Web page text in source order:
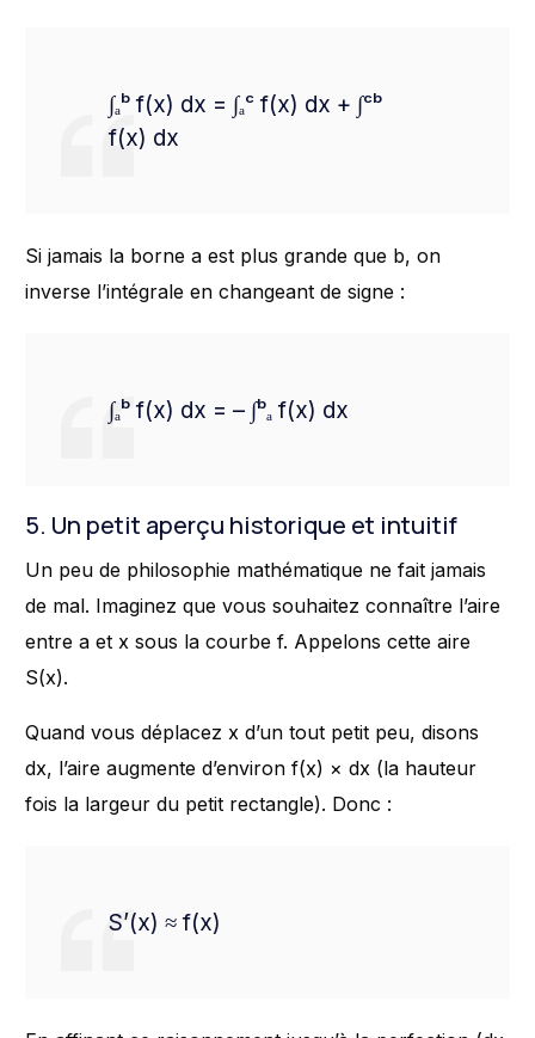
∫ₐᵇ f(x) dx = ∫ₐᶜ f(x) dx + ∫ᶜᵇ
f(x) dx
Si jamais la borne a est plus grande que b, on
inverse l’intégrale en changeant de signe :
∫ₐᵇ f(x) dx = – ∫ᵇₐ f(x) dx
5. Un petit aperçu historique et intuitif
Un peu de philosophie mathématique ne fait jamais
de mal. Imaginez que vous souhaitez connaître l’aire
entre a et x sous la courbe f. Appelons cette aire
S(x).
Quand vous déplacez x d’un tout petit peu, disons
dx, l’aire augmente d’environ f(x) × dx (la hauteur
fois la largeur du petit rectangle). Donc :
S’(x) ≈ f(x)